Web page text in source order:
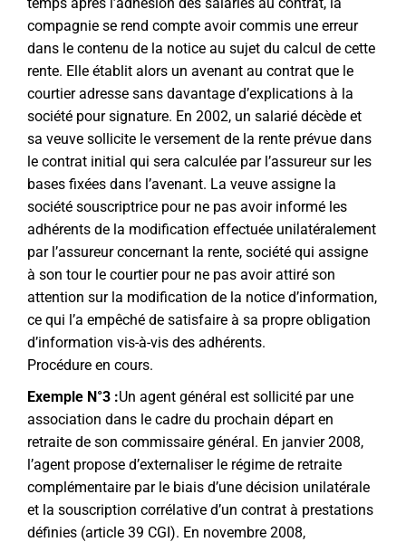
compagnie se rend compte avoir commis une erreur
dans le contenu de la notice au sujet du calcul de cette
rente. Elle établit alors un avenant au contrat que le
courtier adresse sans davantage d’explications à la
société pour signature. En 2002, un salarié décède et
sa veuve sollicite le versement de la rente prévue dans
le contrat initial qui sera calculée par l’assureur sur les
bases fixées dans l’avenant. La veuve assigne la
société souscriptrice pour ne pas avoir informé les
adhérents de la modification effectuée unilatéralement
par l’assureur concernant la rente, société qui assigne
à son tour le courtier pour ne pas avoir attiré son
attention sur la modification de la notice d’information,
ce qui l’a empêché de satisfaire à sa propre obligation
d’information vis-à-vis des adhérents.
Procédure en cours.
Exemple N°3 :Un agent général est sollicité par une
association dans le cadre du prochain départ en
retraite de son commissaire général. En janvier 2008,
l’agent propose d’externaliser le régime de retraite
complémentaire par le biais d’une décision unilatérale
et la souscription corrélative d’un contrat à prestations
définies (article 39 CGI). En novembre 2008,